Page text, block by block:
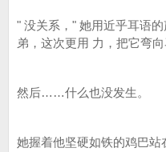
" 没关系，" 她用近乎耳语
弟，这次更用 力，把它弯向
然后……什么也没发生。
她握着他坚硬如铁的鸡巴